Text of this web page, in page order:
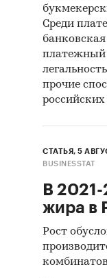
Среди
прочие
СТАТЬЯ, 5
BUSINESSTAT
В
жира в
Рост